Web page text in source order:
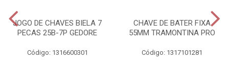
JOGO DE CHAVES BIELA 7
PECAS 25B-7P GEDORE
Código: 1316600301
CHAVE DE BATER FIXA
55MM TRAMONTINA PRO
Código: 1317101281